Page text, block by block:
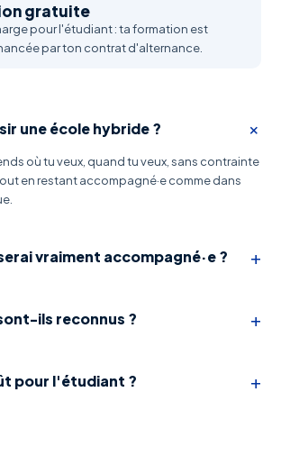
gratuite
pour l'étudiant : ta formation est
par ton contrat d'alternance.
une école hybride ? +
où tu veux, quand tu veux, sans contrainte
en restant accompagné·e comme dans
vraiment accompagné·e ? +
ils reconnus ? +
pour l'étudiant ? +